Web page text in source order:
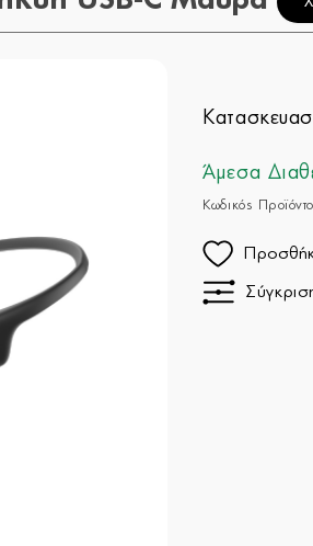
Άμεσα
Κωδικός